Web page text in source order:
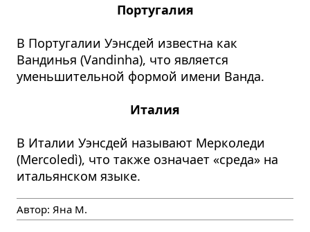
Португалия
В Португалии Уэнсдей известна как
Вандинья (Vandinha), что является
уменьшительной формой имени Ванда.
Италия
В Италии Уэнсдей называют Мерколеди
(Mercoledì), что также означает «среда» на
итальянском языке.
Автор: Яна М.